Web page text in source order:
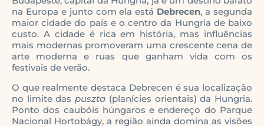
na Europa e junto com ela está Debrecen, a segunda
maior cidade do país e o centro da Hungria de baixo
custo. A cidade é rica em história, mas influências
mais modernas promoveram uma crescente cena de
arte moderna e ruas que ganham vida com os
festivais de verão.
O que realmente destaca Debrecen é sua localização
no limite daspuszta (planícies orientais) da Hungria.
Ponto dos caubóis húngaros e endereço do Parque
Nacional Hortobágy, a região ainda domina as visões